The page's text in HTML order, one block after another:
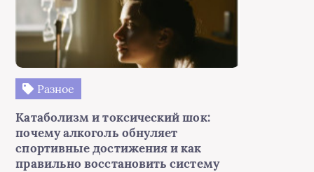
Разное
Катаболизм и токсический шок:
почему алкоголь обнуляет
спортивные достижения и как
правильно восстановить систему